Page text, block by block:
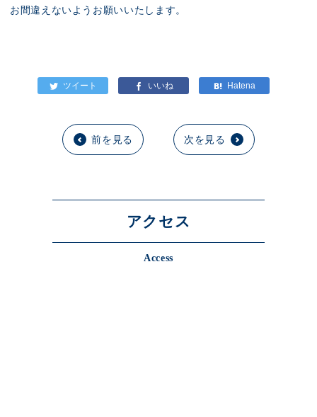
お間違えないようお願いいたします。
前を見る 次を見る
アクセス
Access